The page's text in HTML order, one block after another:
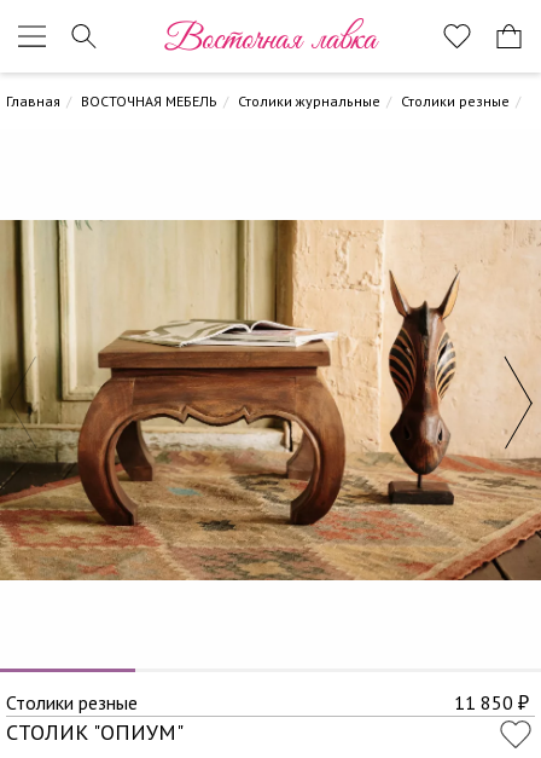
Восточная лавка
Главная ВОСТОЧНАЯ МЕБЕЛЬ Столики журнальные Столики резные
Столики резные 11 850 ₽
СТОЛИК "ОПИУМ"